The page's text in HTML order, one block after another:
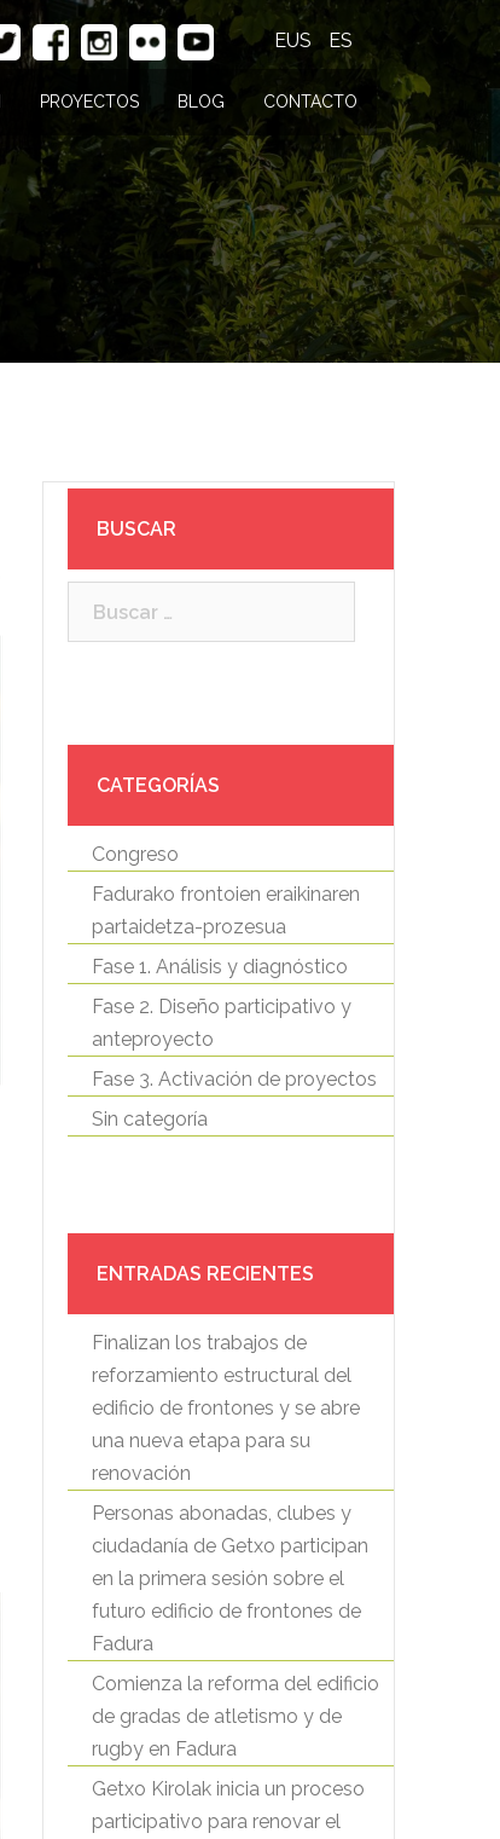
EUS ES
PROYECTOS BLOG CONTACTO
BUSCAR
CATEGORÍAS
Congreso
Fadurako frontoien eraikinaren
partaidetza-prozesua
Fase 1. Análisis y diagnóstico
Fase 2. Diseño participativo y
anteproyecto
Fase 3. Activación de proyectos
Sin categoría
ENTRADAS RECIENTES
Finalizan los trabajos de
reforzamiento estructural del
edificio de frontones y se abre
una nueva etapa para su
renovación
Personas abonadas, clubes y
ciudadanía de Getxo participan
en la primera sesión sobre el
futuro edificio de frontones de
Fadura
Comienza la reforma del edificio
de gradas de atletismo y de
rugby en Fadura
Getxo Kirolak inicia un proceso
participativo para renovar el